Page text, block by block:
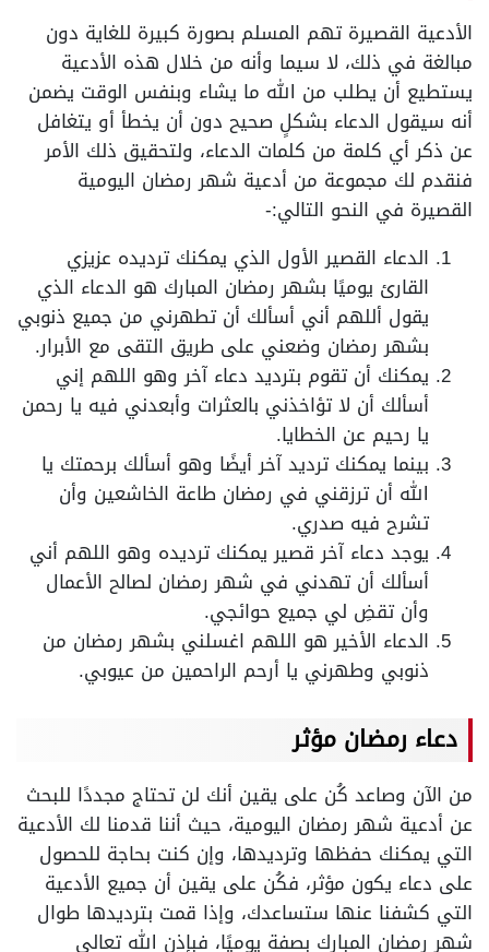
الأدعية القصيرة تهم المسلم بصورة كبيرة للغاية دون
مبالغة في ذلك، لا سيما وأنه من خلال هذه الأدعية
يستطيع أن يطلب من الله ما يشاء وبنفس الوقت يضمن
أنه سيقول الدعاء بشكلٍ صحيح دون أن يخطأ أو يتغافل
عن ذكر أي كلمة من كلمات الدعاء، ولتحقيق ذلك الأمر
فنقدم لك مجموعة من أدعية شهر رمضان اليومية
القصيرة في النحو التالي:-
الدعاء القصير الأول الذي يمكنك ترديده عزيزي
القارئ يوميًا بشهر رمضان المبارك هو الدعاء الذي
يقول أللهم أني أسألك أن تطهرني من جميع ذنوبي
بشهر رمضان وضعني على طريق التقى مع الأبرار.
يمكنك أن تقوم بترديد دعاء آخر وهو اللهم إني
أسألك أن لا تؤاخذني بالعثرات وأبعدني فيه يا رحمن
يا رحيم عن الخطايا.
بينما يمكنك ترديد آخر أيضًا وهو أسألك برحمتك يا
الله أن ترزقني في رمضان طاعة الخاشعين وأن
تشرح فيه صدري.
يوجد دعاء آخر قصير يمكنك ترديده وهو اللهم أني
أسألك أن تهدني في شهر رمضان لصالح الأعمال
وأن تقضِ لي جميع حوائجي.
الدعاء الأخير هو اللهم اغسلني بشهر رمضان من
ذنوبي وطهرني يا أرحم الراحمين من عيوبي.
دعاء رمضان مؤثر
من الآن وصاعد كُن على يقين أنك لن تحتاج مجددًا للبحث
عن أدعية شهر رمضان اليومية، حيث أننا قدمنا لك الأدعية
التي يمكنك حفظها وترديدها، وإن كنت بحاجة للحصول
على دعاء يكون مؤثر، فكُن على يقين أن جميع الأدعية
التي كشفنا عنها ستساعدك، وإذا قمت بترديدها طوال
شهر رمضان المبارك بصفة يوميًا، فبإذن الله تعالى